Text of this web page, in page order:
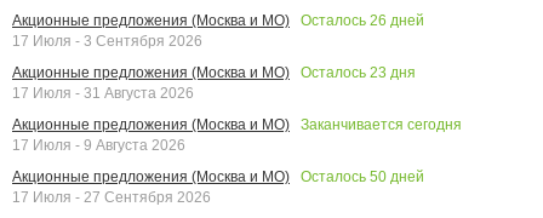
Акционные предложения (Москва и МО)
Осталось 26 дней
17 Июля - 3 Сентября 2026
Акционные предложения (Москва и МО)
Осталось 23 дня
17 Июля - 31 Августа 2026
Акционные предложения (Москва и МО)
Заканчивается сегодня
17 Июля - 9 Августа 2026
Акционные предложения (Москва и МО)
Осталось 50 дней
17 Июля - 27 Сентября 2026